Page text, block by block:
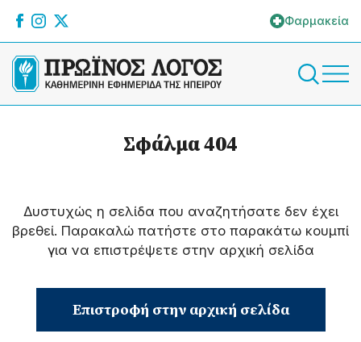
Φαρμακεία
Σφάλμα 404
Δυστυχώς η σελίδα που αναζητήσατε δεν έχει
βρεθεί. Παρακαλώ πατήστε στο παρακάτω κουμπί
για να επιστρέψετε στην αρχική σελίδα
Επιστροφή στην αρχική σελίδα